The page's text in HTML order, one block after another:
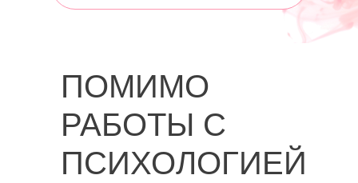
ПОМИМО
РАБОТЫ С
ПСИХОЛОГИЕЙ